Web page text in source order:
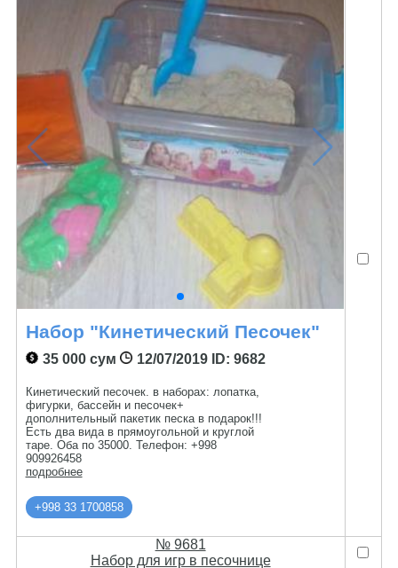
Набор "Кинетический Песочек"
35 000 сум 12/07/2019ID: 9682
Кинетический песочек. в наборах: лопатка,
фигурки, бассейн и песочек+
дополнительный пакетик песка в подарок!!!
Есть два вида в прямоугольной и круглой
таре. Оба по 35000. Телефон: +998
909926458
подробнее
+998 33 1700858
№ 9681
Набор для игр в песочнице